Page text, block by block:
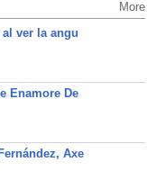
More
ver la angu
Enamore De
Axe